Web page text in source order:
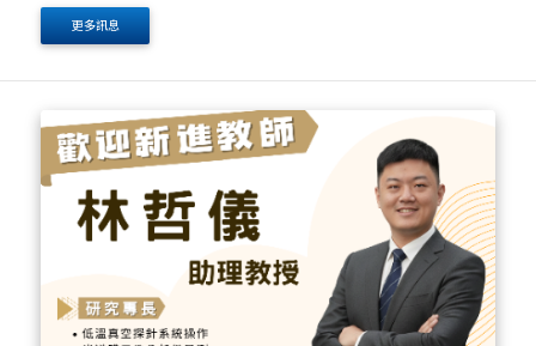
物理學系二年級 正取生：2名 姚○言(2102005) 董○瑋
(21020....
更多訊息